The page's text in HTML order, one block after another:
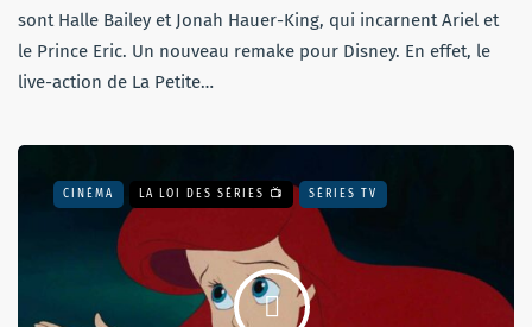
sont Halle Bailey et Jonah Hauer-King, qui incarnent Ariel et
le Prince Eric. Un nouveau remake pour Disney. En effet, le
live-action de La Petite…
CINÉMA LA LOI DES SÉRIES 📺 SÉRIES TV